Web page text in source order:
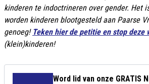
kinderen te indoctrineren over gender. Het
worden kinderen blootgesteld aan Paarse
genoeg! Teken hier de petitie en stop deze
(klein)kinderen!
Word lid van onze GRATIS